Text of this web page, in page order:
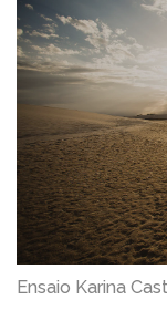
Ensaio Karina